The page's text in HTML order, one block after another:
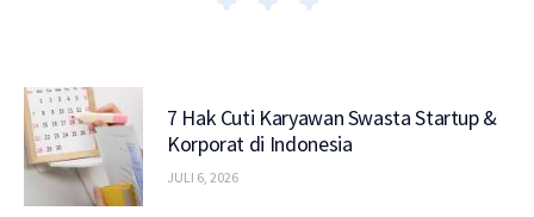
7 Hak Cuti Karyawan Swasta Startup &
Korporat di Indonesia
JULI 6, 2026